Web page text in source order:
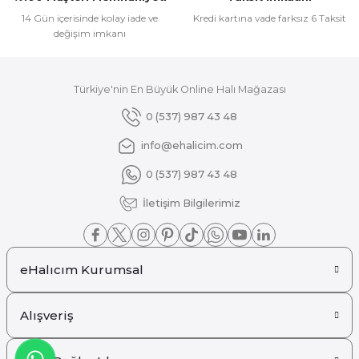
Gönder
14 Gün içerisinde kolay iade ve
değişim imkanı
Kredi kartına vade farksız 6 Taksit
Türkiye'nin En Büyük Online Halı Mağazası
0 (537) 987 43 48
info@ehalicim.com
0 (537) 987 43 48
İletişim Bilgilerimiz
eHalıcım Kurumsal
Alışveriş